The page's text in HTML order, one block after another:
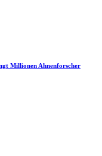
Millionen Ahnenforscher